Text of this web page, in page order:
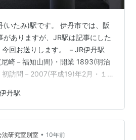
(いたみ)駅です。 伊丹市では、阪
ありますが、JR駅は記事にした
回お送りします。 －JR伊丹駅
崎－福知山間)・開業 1893(明治
訪問－2007(平成19)年2月・１
尼崎駅 ⇒3駅 (福知山方面) 川西池
要時間 東京駅から：3時間5分 大
発での最短時間・駅規模ランク
2線 跨線橋 ★★★★☆ …橋上
伊丹駅
研究室別室 • 10年前